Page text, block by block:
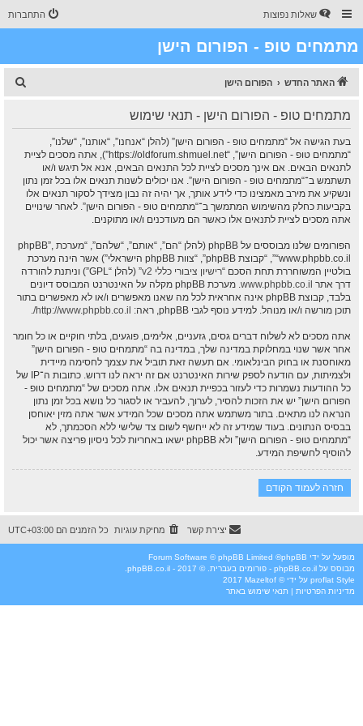
שאלות נפוצות התחברות
מתמחים טופ - הפורום הישן
האתר החדש הפורום הישן
מתמחים טופ - הפורום הישן - תנאי שימוש
בעת הגישה אל “מתמחים טופ - הפורום הישן” (להלן “אנחנו”, “אותנו”, “שלנו”,
“מתמחים טופ - הפורום הישן”, “https://oldforum.shmuel.net”), אתה מסכים לציית
לתנאים הבאים. אם אינך מסכים לציית לכל התנאים הבאים, אנא אל תיגש ו/או
תשתמש ב־“מתמחים טופ - הפורום הישן”. אנו יכולים לשנות תנאים אלו בכל זמן נתון
ונשקיע את מירב מאמצינו כדי לידע אותך, אך יהיה זה נבון מצידך לסקור תנאים אלו
בקביעות כחלק מהשימוש המתמשך ב־“מתמחים טופ - הפורום הישן”. לאחר שינויים
אתה מסכים לציית לתנאים אלו כאשר הם מעודכנים ו/או מתוקנים.
הפורומים שלנו מבוססים על phpBB (להלן “הם”, “אותם”, “שלהם”, “מערכת phpBB”,
“www.phpbb.co.il”, “קבוצת phpBB”, “צוות phpBB הישראלי”) אשר הינה מערכת
בולטיין המשוחררת תחת הסכם “רישיון ציבורי כללי v2
” (להלן “GPL”) וניתנת להורדה
דרך אתר www.phpbb.co.il
. מערכת phpBB מקלה על האינטרנט המבוסס דיונים
בלבד, קבוצת phpBB אינה אחראית לכל מה שאנו מאפשרים ו/או לא מאפשרים בתור
תוכן מורשה ו/או מנוהל. למידע נוסף לגבי phpBB, ראה:
http://www.phpbb.co.il/
.
אתה מסכים לא לשלוח דברים גסים, גזעניים, אלימים, פוגעים, בלתי חוקיים או כל חומר
אחר אשר שנוי במחלוקת במדינה שלך, במדינה בה “מתמחים טופ - הפורום הישן”
מאוחסנת או בחוק הבינלאומי. אם תעשה זאת תוביל את עצמך לחסימה מיידית
ולצמיתות, עם הודעה לספק שירות האינטרנט אם זה יראה לנו דרוש. כתובות ה־IP של
כל ההודעות נשמרות כדי לעזור בכפיית תנאים אלו. אתה מסכים של “מתמחים טופ -
הפורום הישן” יש את הזכות להסיר, לערוך, להעביר או לסגור כל נושא בכל זמן נתון
הנראה לנו מתאים. בתור משתמש אתה מסכים שכל המידע אשר אתה מזין יאוחסן
בבסיס הנתונים. בעוד שמידע זה לא ייחשף לשום צד שלישי ללא הסכמתך, לא
“מתמחים טופ - הפורום הישן” ולא phpBB ישאו באחריות לכל ניסיון פריצה אשר יכול
להוסיף לחשיפת המידע.
חזרה לעמוד הקודם
כל הזמנים הם UTC+03:00 מחיקת עוגיות יצירת קשר
מופעל על ידי phpBB
® Forum Software © phpBB Limited
מבוסס על phpBB.co.il - פורומים בעברית
. © 2017 - phpBB.co.il.
Style
proflat על ידי © Mazeltof
מדיניות הפרטיות | תנאי שימוש באתר